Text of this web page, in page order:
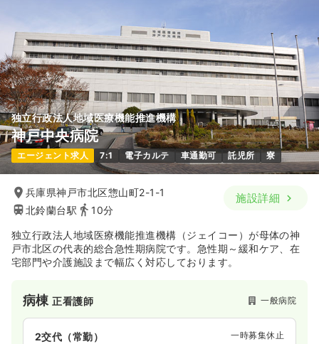
第二新卒可
気になる 詳細を見る
3交代（常勤） 一時募集休止
給与 41.0万円/月 賞与2回
※経験17年の例
時間 8:00～16:45
第二新卒可
月給40万円以上可
独立行政法人地域医療機能推進機構
神戸中央病院
エージェント求人 7:1 電子カルテ 車通勤可 託児所 寮
兵庫県神戸市北区惣山町2-1-1
北鈴蘭台駅
10分
施設詳細
独立行政法人地域医療機能推進機構（ジェイコー）が母体の神
戸市北区の代表的総合急性期病院です。急性期～緩和ケア、在
宅部門や介護施設まで幅広く対応しております。
病棟正看護師 一般病院
2交代（常勤） 一時募集休止